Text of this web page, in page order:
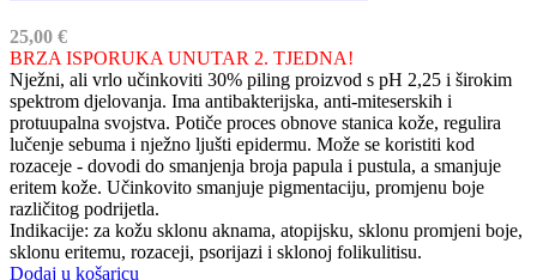
25,00 €
BRZA ISPORUKA UNUTAR 2. TJEDNA!
Nježni, ali vrlo učinkoviti 30% piling proizvod s pH 2,25 i širokim
spektrom djelovanja. Ima antibakterijska, anti-miteserskih i
protuupalna svojstva. Potiče proces obnove stanica kože, regulira
lučenje sebuma i nježno ljušti epidermu. Može se koristiti kod
rozaceje - dovodi do smanjenja broja papula i pustula, a smanjuje
eritem kože. Učinkovito smanjuje pigmentaciju, promjenu boje
različitog podrijetla.
Indikacije: za kožu sklonu aknama, atopijsku, sklonu promjeni boje,
sklonu eritemu, rozaceji, psorijazi i sklonoj folikulitisu.
Dodaj u košaricu